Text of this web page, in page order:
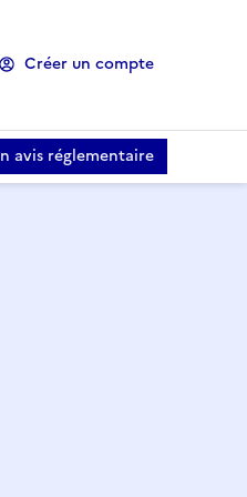
Créer un compte
avis réglementaire